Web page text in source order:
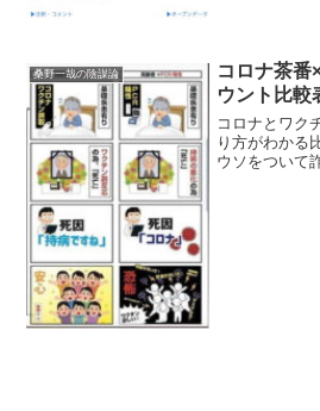
桑野一哉の陰謀論
コロナ茶番
ウント比較
コロナとワク
り方がわかる
ウソをついて